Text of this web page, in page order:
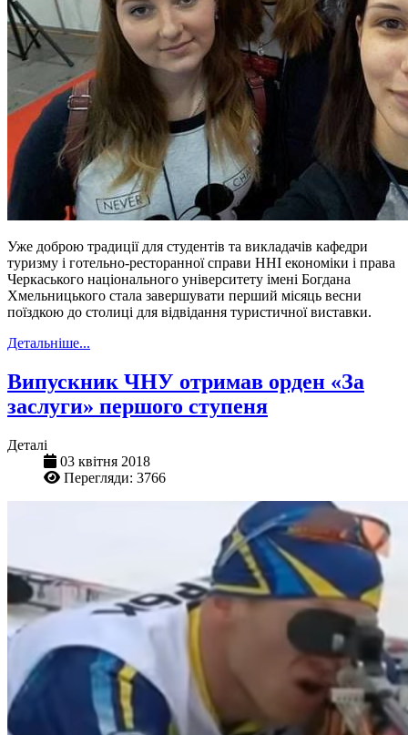
Уже доброю традиції для студентів та викладачів кафедри
туризму і готельно-ресторанної справи ННІ економіки і права
Черкаського національного університету імені Богдана
Хмельницького стала завершувати перший місяць весни
поїздкою до столиці для відвідання туристичної виставки.
Детальніше...
Випускник ЧНУ отримав орден «За
заслуги» першого ступеня
Деталі
03 квітня 2018
Перегляди: 3766